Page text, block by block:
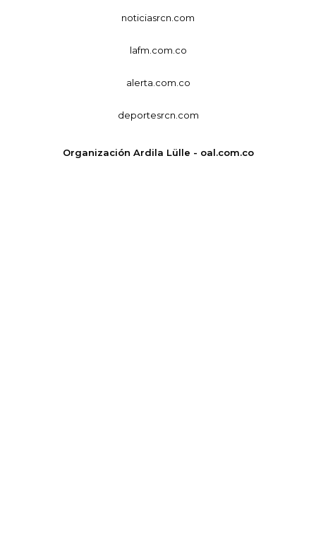
noticiasrcn.com
lafm.com.co
alerta.com.co
deportesrcn.com
Organización Ardila Lülle - oal.com.co